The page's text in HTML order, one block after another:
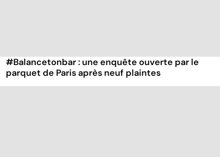
#Balancetonbar : une enquête ouverte par le
parquet de Paris après neuf plaintes